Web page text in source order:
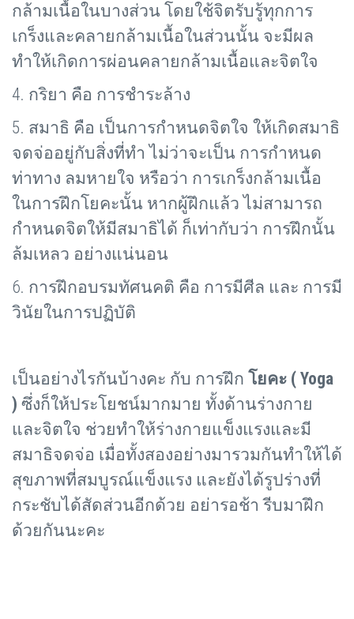
กล้ามเนื้อในบางส่วน โดยใช้จิตรับรู้ทุกการ
เกร็งและคลายกล้ามเนื้อในส่วนนั้น จะมีผล
ทำให้เกิดการผ่อนคลายกล้ามเนื้อและจิตใจ
4. กริยา คือ การชำระล้าง
5. สมาธิ คือ เป็นการกำหนดจิตใจ ให้เกิดสมาธิ
จดจ่ออยู่กับสิ่งที่ทำ ไม่ว่าจะเป็น การกำหนด
ท่าทาง ลมหายใจ หรือว่า การเกร็งกล้ามเนื้อ
ในการฝึกโยคะนั้น หากผู้ฝึกแล้ว ไม่สามารถ
กำหนดจิตให้มีสมาธิได้ ก็เท่ากับว่า การฝึกนั้น
ล้มเหลว อย่างแน่นอน
6. การฝึกอบรมทัศนคติ คือ การมีศีล และ การมี
วินัยในการปฏิบัติ
เป็นอย่างไรกันบ้างคะ กับ การฝึก โยคะ ( Yoga
) ซึ่งก็ให้ประโยชน์มากมาย ทั้งด้านร่างกาย
และจิตใจ ช่วยทำให้ร่างกายแข็งแรงและมี
สมาธิจดจ่อ เมื่อทั้งสองอย่างมารวมกันทำให้ได้
สุขภาพที่สมบูรณ์แข็งแรง และยังได้รูปร่างที่
กระชับได้สัดส่วนอีกด้วย อย่ารอช้า รีบมาฝึก
ด้วยกันนะคะ